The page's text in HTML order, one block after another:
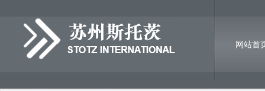
网站首